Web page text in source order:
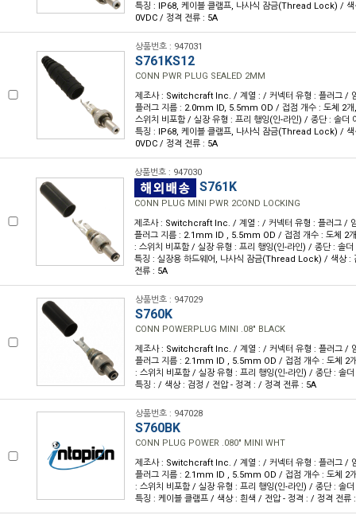
특징 : IP68, 케이블 클램프, 나사식 잠금(Thread Lock) / 색
0VDC / 정격 전류 : 5A
상품번호 : 947031
S761KS12
CONN PWR PLUG SEALED 2MM
제조사 : Switchcraft Inc. / 계열 : / 커넥터 유형 : 플러그 /
플러그 지름 : 2.0mm ID, 5.5mm OD / 접점 개수 : 도체 2개
스위치 비포함 / 실장 유형 : 프리 행잉(인-라인) / 종단 : 솔더
특징 : IP68, 케이블 클램프, 나사식 잠금(Thread Lock) / 색
0VDC / 정격 전류 : 5A
상품번호 : 947030
S761K
CONN PLUG MINI PWR 2COND LOCKING
제조사 : Switchcraft Inc. / 계열 : / 커넥터 유형 : 플러그 /
플러그 지름 : 2.1mm ID , 5.5mm OD / 접점 개수 : 도체 2
: 스위치 비포함 / 실장 유형 : 프리 행잉(인-라인) / 종단 : 솔
특징 : 실장용 하드웨어, 나사식 잠금(Thread Lock) / 색상 :
전류 : 5A
상품번호 : 947029
S760K
CONN POWERPLUG MINI .08" BLACK
제조사 : Switchcraft Inc. / 계열 : / 커넥터 유형 : 플러그 /
플러그 지름 : 2.1mm ID , 5.5mm OD / 접점 개수 : 도체 2
: 스위치 비포함 / 실장 유형 : 프리 행잉(인-라인) / 종단 : 솔
특징 : / 색상 : 검정 / 전압 - 정격 : / 정격 전류 : 5A
상품번호 : 947028
S760BK
CONN PLUG POWER .080" MINI WHT
제조사 : Switchcraft Inc. / 계열 : / 커넥터 유형 : 플러그 /
플러그 지름 : 2.1mm ID , 5.5mm OD / 접점 개수 : 도체 2
: 스위치 비포함 / 실장 유형 : 프리 행잉(인-라인) / 종단 : 솔
특징 : 케이블 클램프 / 색상 : 흰색 / 전압 - 정격 : / 정격 전류